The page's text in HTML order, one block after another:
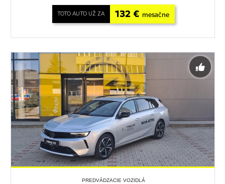
TOTO AUTO UŽ ZA 132 € mesačne
PREDVÁDZACIE VOZIDLÁ